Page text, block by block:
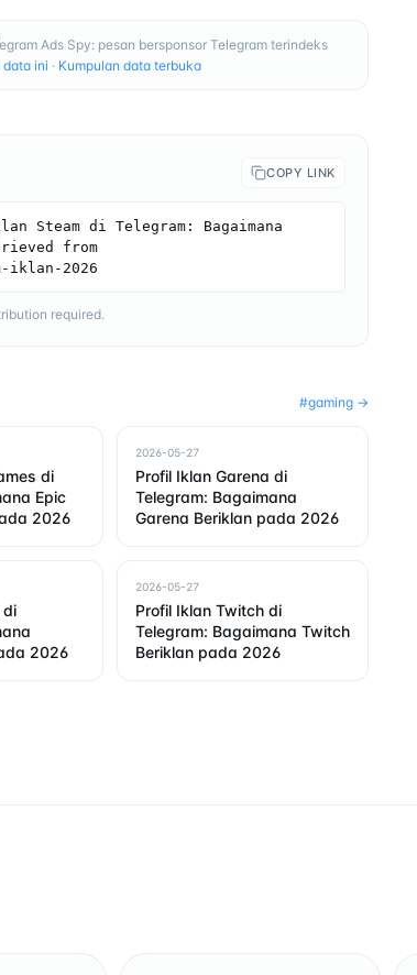
Ads Spy: pesan bersponsor Telegram terindeks
data ini · Kumpulan data terbuka
COPY LINK
Steam di Telegram: Bagaimana
from
iklan-2026
required.
#gaming →
di
Epic
2026
2026-05-27
Profil Iklan Garena di
Telegram: Bagaimana
Garena Beriklan pada 2026
di
2026
2026-05-27
Profil Iklan Twitch di
Telegram: Bagaimana Twitch
Beriklan pada 2026